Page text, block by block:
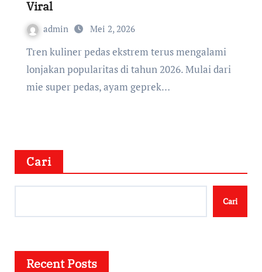
Viral
admin Mei 2, 2026
Tren kuliner pedas ekstrem terus mengalami
lonjakan popularitas di tahun 2026. Mulai dari
mie super pedas, ayam geprek…
Cari
Cari
Recent Posts